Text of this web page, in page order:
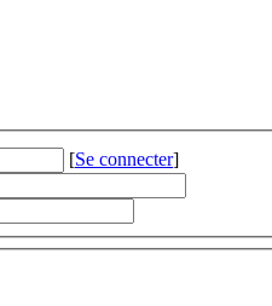
[Se connecter]